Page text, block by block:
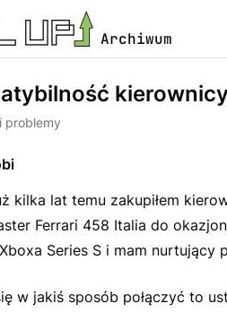
Archiwum
problemy
kilka lat temu zakupiłem
Ferrari 458 Italia do
Series S i mam nurtujący
w jakiś sposób połączyć to